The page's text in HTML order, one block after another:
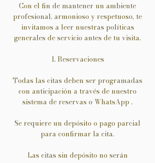
Con el fin de mantener un ambiente
profesional, armonioso y respetuoso, te
invitamos a leer nuestras políticas
generales de servicio antes de tu visita.
1. Reservaciones
Todas las citas deben ser programadas
con anticipación a través de nuestro
sistema de reservas o WhatsApp .
Se requiere un depósito o pago parcial
para confirmar la cita.
Las citas sin depósito no serán